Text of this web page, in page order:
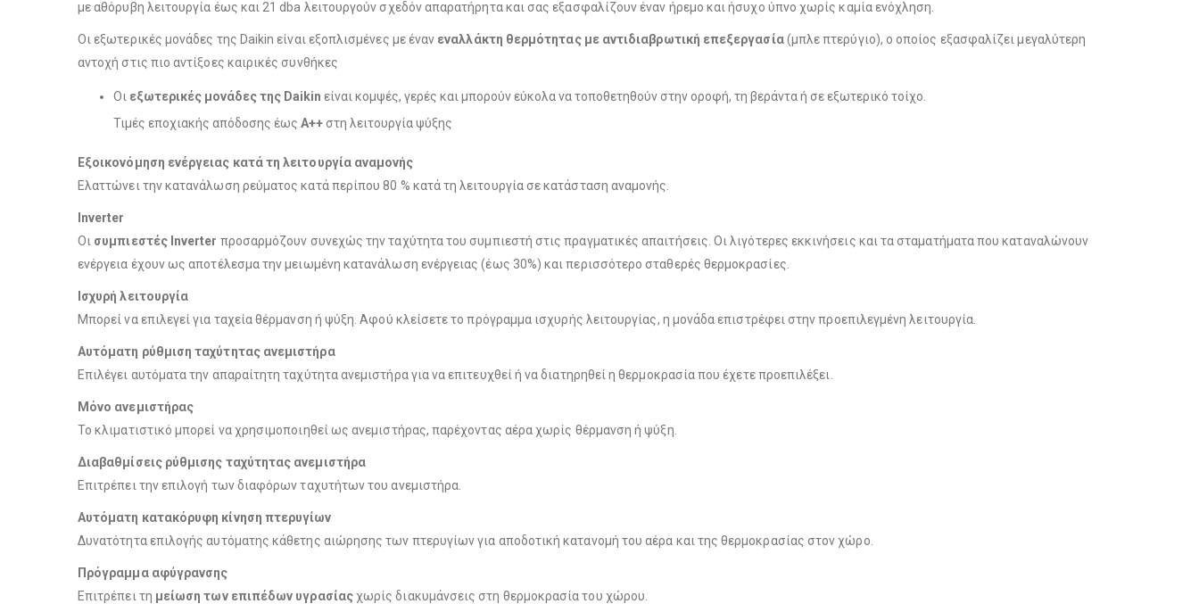
με αθόρυβη λειτουργία έως και 21 dba λειτουργούν σχεδόν απαρατήρητα και σας εξασφαλίζουν έναν ήρεμο και ήσυχο ύπνο χωρίς καμία ενόχληση.
Οι εξωτερικές μονάδες της Daikin είναι εξοπλισμένες με έναν εναλλάκτη θερμότητας με αντιδιαβρωτική επεξεργασία(μπλε πτερύγιο), ο οποίος εξασφαλίζει μεγαλύτερη
αντοχή στις πιο αντίξοες καιρικές συνθήκες
Οι εξωτερικές μονάδες της Daikin είναι κομψές, γερές και μπορούν εύκολα να τοποθετηθούν στην οροφή, τη βεράντα ή σε εξωτερικό τοίχο.
Τιμές εποχιακής απόδοσης έως Α++ στη λειτουργία ψύξης
Εξοικονόμηση ενέργειας κατά τη λειτουργία αναμονής
Ελαττώνει την κατανάλωση ρεύματος κατά περίπου 80 % κατά τη λειτουργία σε κατάσταση αναμονής.
Inverter
Οι συμπιεστές Inverter προσαρμόζουν συνεχώς την ταχύτητα του συμπιεστή στις πραγματικές απαιτήσεις. Οι λιγότερες εκκινήσεις και τα σταματήματα που καταναλώνουν
ενέργεια έχουν ως αποτέλεσμα την μειωμένη κατανάλωση ενέργειας (έως 30%) και περισσότερο σταθερές θερμοκρασίες.
Ισχυρή λειτουργία
Μπορεί να επιλεγεί για ταχεία θέρμανση ή ψύξη. Αφού κλείσετε το πρόγραμμα ισχυρής λειτουργίας, η μονάδα επιστρέφει στην προεπιλεγμένη λειτουργία.
Αυτόματη ρύθμιση ταχύτητας ανεμιστήρα
Επιλέγει αυτόματα την απαραίτητη ταχύτητα ανεμιστήρα για να επιτευχθεί ή να διατηρηθεί η θερμοκρασία που έχετε προεπιλέξει.
Μόνο ανεμιστήρας
Το κλιματιστικό μπορεί να χρησιμοποιηθεί ως ανεμιστήρας, παρέχοντας αέρα χωρίς θέρμανση ή ψύξη.
Διαβαθμίσεις ρύθμισης ταχύτητας ανεμιστήρα
Επιτρέπει την επιλογή των διαφόρων ταχυτήτων του ανεμιστήρα.
Αυτόματη κατακόρυφη κίνηση πτερυγίων
Δυνατότητα επιλογής αυτόματης κάθετης αιώρησης των πτερυγίων για αποδοτική κατανομή του αέρα και της θερμοκρασίας στον χώρο.
Πρόγραμμα αφύγρανσης
Επιτρέπει τη μείωση των επιπέδων υγρασίαςχωρίς διακυμάνσεις στη θερμοκρασία του χώρου.